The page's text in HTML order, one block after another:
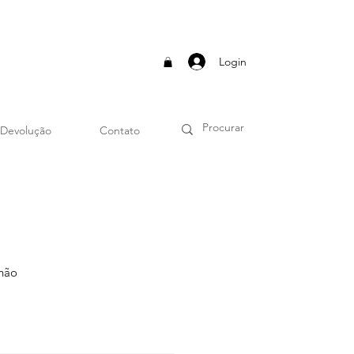
Contato
Login